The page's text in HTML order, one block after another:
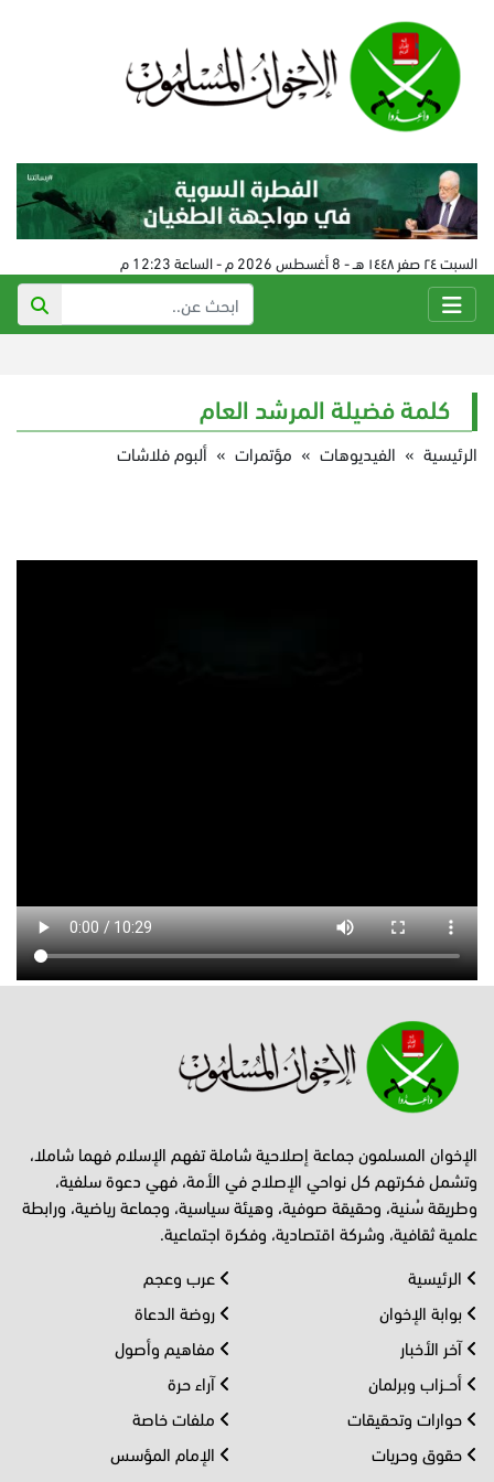
السبت ٢٤ صفر ١٤٤٨ هـ - 8 أغسطس 2026 م - الساعة 12:23 م
كلمة فضيلة المرشد العام
الرئيسية » الفيديوهات » مؤتمرات » ألبوم فلاشات
الإخوان المسلمون جماعة إصلاحية شاملة تفهم الإسلام فهما شاملا،
وتشمل فكرتهم كل نواحي الإصلاح في الأمة، فهي دعوة سلفية،
وطريقة سُنية، وحقيقة صوفية، وهيئة سياسية، وجماعة رياضية، ورابطة
علمية ثقافية، وشركة اقتصادية، وفكرة اجتماعية.
الرئيسية
بوابة الإخوان
آخر الأخبار
أحــزاب وبرلمان
حوارات وتحقيقات
حقوق وحريات
عرب وعجم
روضة الدعاة
مفاهيم وأصول
آراء حرة
ملفات خاصة
الإمام المؤسس